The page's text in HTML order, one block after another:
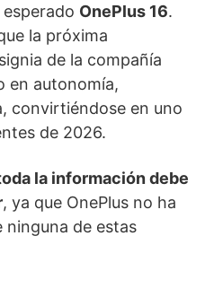
OnePlus 16.
la próxima
de la compañía
en autonomía,
convirtiéndose en uno
de 2026.
la información debe
, ya que OnePlus no ha
de estas